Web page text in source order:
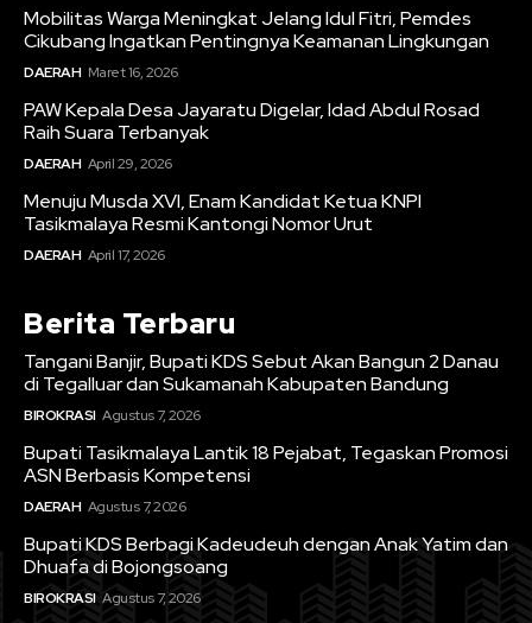
Mobilitas Warga Meningkat Jelang Idul Fitri, Pemdes
Cikubang Ingatkan Pentingnya Keamanan Lingkungan
DAERAH Maret 16, 2026
PAW Kepala Desa Jayaratu Digelar, Idad Abdul Rosad
Raih Suara Terbanyak
DAERAH April 29, 2026
Menuju Musda XVI, Enam Kandidat Ketua KNPI
Tasikmalaya Resmi Kantongi Nomor Urut
DAERAH April 17, 2026
Berita Terbaru
Tangani Banjir, Bupati KDS Sebut Akan Bangun 2 Danau
di Tegalluar dan Sukamanah Kabupaten Bandung
BIROKRASI Agustus 7, 2026
Bupati Tasikmalaya Lantik 18 Pejabat, Tegaskan Promosi
ASN Berbasis Kompetensi
DAERAH Agustus 7, 2026
Bupati KDS Berbagi Kadeudeuh dengan Anak Yatim dan
Dhuafa di Bojongsoang
BIROKRASI Agustus 7, 2026